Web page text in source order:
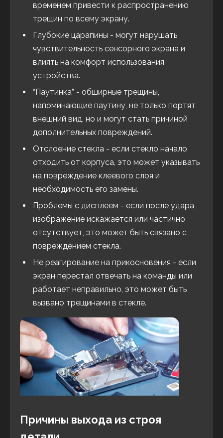
временем привести к распространению
трещин по всему экрану.
Глубокие царапины - могут нарушать
чувствительность сенсорного экрана и
влиять на комфорт использования
устройства.
“Паутинка” - обширные трещины,
напоминающие паутину, не только портят
внешний вид, но и могут стать причиной
дополнительных повреждений.
Отслоение стекла - если стекло начало
отходить от корпуса, это может указывать
на повреждение клеевого слоя и
необходимость его замены.
Проблемы с дисплеем - если после удара
изображение искажается или частично
отсутствует, это может быть связано с
повреждением стекла.
Не реагирование на прикосновения - если
экран перестал отвечать на команды или
работает неправильно, это может быть
вызвано трещинами в стекле.
Причины выхода из строя